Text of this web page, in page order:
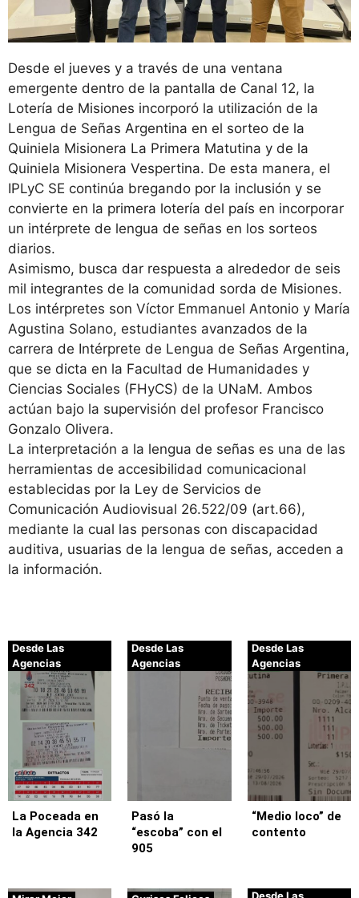
Desde el jueves y a través de una ventana
emergente dentro de la pantalla de Canal 12, la
Lotería de Misiones incorporó la utilización de la
Lengua de Señas Argentina en el sorteo de la
Quiniela Misionera La Primera Matutina y de la
Quiniela Misionera Vespertina. De esta manera, el
IPLyC SE continúa bregando por la inclusión y se
convierte en la primera lotería del país en incorporar
un intérprete de lengua de señas en los sorteos
diarios.
Asimismo, busca dar respuesta a alrededor de seis
mil integrantes de la comunidad sorda de Misiones.
Los intérpretes son Víctor Emmanuel Antonio y María
Agustina Solano, estudiantes avanzados de la
carrera de Intérprete de Lengua de Señas Argentina,
que se dicta en la Facultad de Humanidades y
Ciencias Sociales (FHyCS) de la UNaM. Ambos
actúan bajo la supervisión del profesor Francisco
Gonzalo Olivera.
La interpretación a la lengua de señas es una de las
herramientas de accesibilidad comunicacional
establecidas por la Ley de Servicios de
Comunicación Audiovisual 26.522/09 (art.66),
mediante la cual las personas con discapacidad
auditiva, usuarias de la lengua de señas, acceden a
la información.
Desde Las
Agencias
La Poceada en
la Agencia 342
Desde Las
Agencias
Pasó la
“escoba” con el
905
Desde Las
Agencias
“Medio loco” de
contento
Desde Las